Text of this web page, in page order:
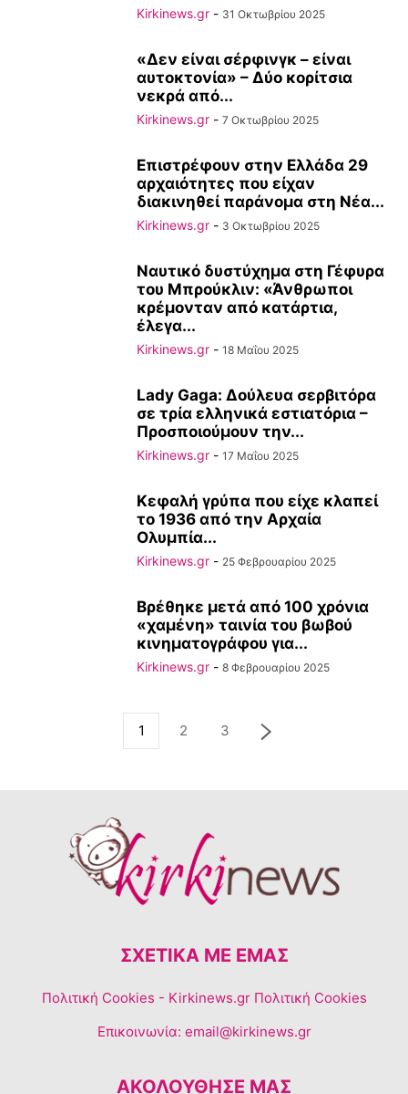
Kirkinews.gr - 31 Οκτωβρίου 2025
«Δεν είναι σέρφινγκ – είναι
αυτοκτονία» – Δύο κορίτσια
νεκρά από...
Kirkinews.gr - 7 Οκτωβρίου 2025
Επιστρέφουν στην Ελλάδα 29
αρχαιότητες που είχαν
διακινηθεί παράνομα στη Νέα...
Kirkinews.gr - 3 Οκτωβρίου 2025
Ναυτικό δυστύχημα στη Γέφυρα
του Μπρούκλιν: «Άνθρωποι
κρέμονταν από κατάρτια,
έλεγα...
Kirkinews.gr - 18 Μαΐου 2025
Lady Gaga: Δούλευα σερβιτόρα
σε τρία ελληνικά εστιατόρια –
Προσποιούμουν την...
Kirkinews.gr - 17 Μαΐου 2025
Κεφαλή γρύπα που είχε κλαπεί
το 1936 από την Αρχαία
Ολυμπία...
Kirkinews.gr - 25 Φεβρουαρίου 2025
Βρέθηκε μετά από 100 χρόνια
«χαμένη» ταινία του βωβού
κινηματογράφου για...
Kirkinews.gr - 8 Φεβρουαρίου 2025
1 2 3
ΣΧΕΤΙΚΆ ΜΕ ΕΜΆΣ
Πολιτική Cookies - Kirkinews.gr Πολιτική Cookies
Επικοινωνία: email@kirkinews.gr
ΑΚΟΛΟΥΘΗΣΕ ΜΑΣ